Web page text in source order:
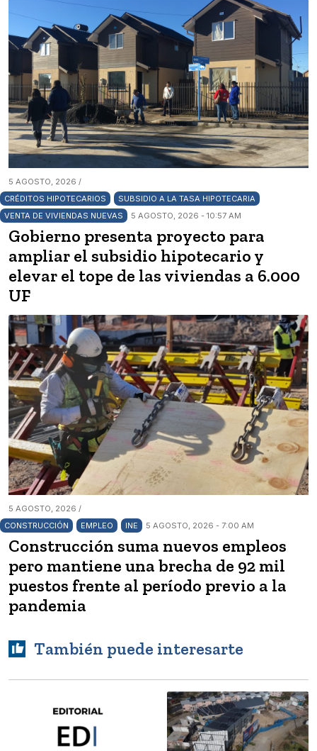
5 AGOSTO, 2026 /
CRÉDITOS HIPOTECARIOS
SUBSIDIO A LA TASA HIPOTECARIA
VENTA DE VIVIENDAS NUEVAS
5 AGOSTO, 2026 - 10:57 AM
Gobierno presenta proyecto para
ampliar el subsidio hipotecario y
elevar el tope de las viviendas a 6.000
UF
5 AGOSTO, 2026 /
CONSTRUCCIÓN
EMPLEO INE 5 AGOSTO, 2026 - 7:00 AM
Construcción suma nuevos empleos
pero mantiene una brecha de 92 mil
puestos frente al período previo a la
pandemia
También puede interesarte